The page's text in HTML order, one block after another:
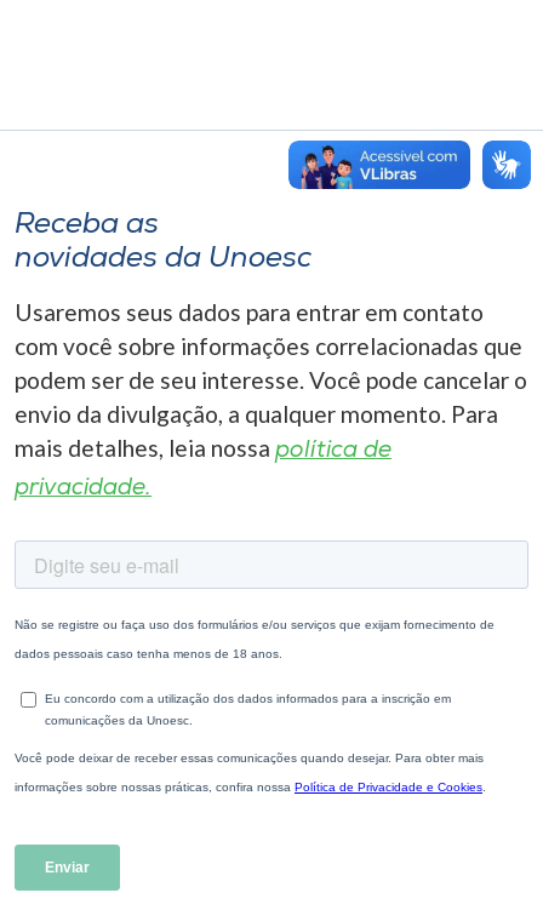
Receba as
novidades da Unoesc
Usaremos seus dados para entrar em contato
com você sobre informações correlacionadas que
podem ser de seu interesse. Você pode cancelar o
envio da divulgação, a qualquer momento. Para
mais detalhes, leia nossa política de
privacidade.